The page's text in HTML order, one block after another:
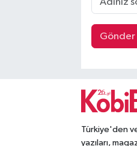
Gönder
Türkiye'den
yazıları,